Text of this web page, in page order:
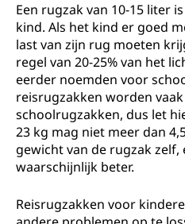
Een rugzak van 10-15 liter
kind. Als het kind er goed
last van zijn rug moeten
regel van 20-25% van het
eerder noemden voor
reisrugzakken worden
schoolrugzakken, dus let
23 kg mag niet meer dan
gewicht van de rugzak zelf,
waarschijnlijk beter.
Reisrugzakken voor